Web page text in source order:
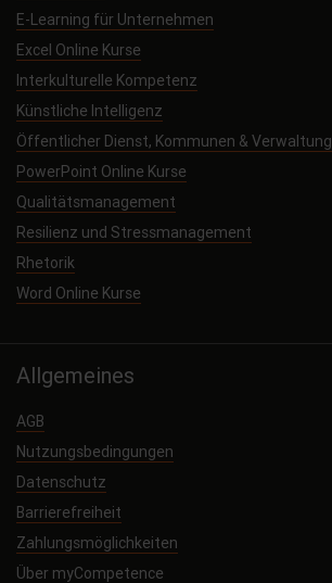
E-Learning für Unternehmen
Excel Online Kurse
Interkulturelle Kompetenz
Künstliche Intelligenz
Öffentlicher Dienst, Kommunen & Verwaltung
PowerPoint Online Kurse
Qualitätsmanagement
Resilienz und Stressmanagement
Rhetorik
Word Online Kurse
Allgemeines
AGB
Nutzungsbedingungen
Datenschutz
Barrierefreiheit
Zahlungsmöglichkeiten
Über myCompetence